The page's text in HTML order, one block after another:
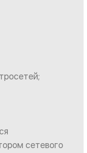
сетевого